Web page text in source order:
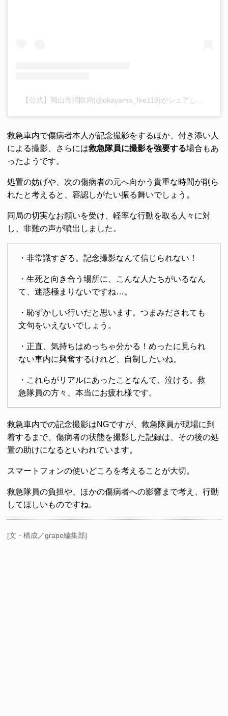
救急車内で傷病者本人が記念撮影をするほか、付き添い人
による撮影、さらには救急隊員に撮影を強要する場合もあ
ったようです。
処置の妨げや、次の傷病者の元へ向かう貴重な時間が削ら
れたと考えると、容認しがたい振る舞いでしょう。
同局の切実なお願いを受け、軽率な行動を取る人々に対
し、非難の声が噴出しました。
・非常識すぎる。記念撮影なんて信じられない！
・生死と向き合う場所に、こんな人たちがいるなん
て、迷惑極まりないですね…。
・恥ずかしい行いだと思います。つまみだされても
文句をいえないでしょう。
・正直、気持ちはめっちゃ分かる！めったに見られ
ない車内に興奮するけれど、自制したいね。
・これらがリアルにあったことなんて、泣ける。救
急隊員の方々、本当にお疲れ様です。
救急車内での記念撮影はNGですが、救急隊員が現場に到
着するまで、傷病者の状態を撮影した記録は、その後の処
置の助けになるといわれています。
スマートフォンの使いどころを考えることが大切。
救急隊員の負担や、ほかの傷病者への影響まで考え、行動
してほしいものですね。
[文・構成／grape編集部]